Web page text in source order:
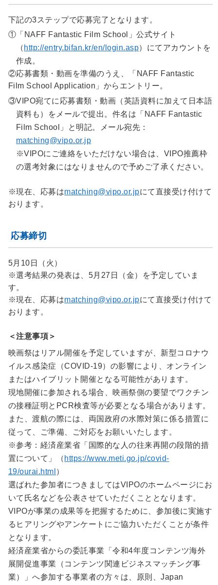
下記の3ステップで応募完了となります。
①「NAFF Fantastic Film School」公式サイト
（ http://entry.bifan.kr/en/login.asp）にてアカウントを
作成。
②応募書類・動画を準備のうえ、「NAFF Fantastic
Film School Application」からエントリー。
③VIPO宛てに応募書類・動画（英語資料に加えて日本語
資料も）をメールで提出。件名は「NAFF Fantastic
Film School」と明記。メール宛先：
matching@vipo.or.jp
※VIPOにご連絡をいただけない場合は、VIPO推薦枠
の選考対象にはなりませんので予めご了承ください。
※現在、応募はmatching@vipo.or.jpにて直接受け付けて
おります。
応募締切
5月10日（火）
※選考結果の発表は、5月27日（金）を予定していま
す。
※現在、応募はmatching@vipo.or.jpにて直接受け付けて
おります。
＜注意事項＞
映画祭はリアル開催を予定していますが、新型コロナウ
イルス感染症（COVID-19）の影響により、オンライン
またはハイブリット開催となる可能性があります。
現地開催に参加される場合、映画祭側の要望でワクチン
の接種証明とPCR検査等が必要となる場合があります。
また、渡航の際には、両国政府の水際対策に係る措置に
従って、ご準備、ご対応をお願いいたします。
※参考：経済産業省「国際的な人の往来再開の段階的措
置について」（ https://www.meti.go.jp/covid-
19/ourai.html ）
選ばれた参加者につきましてはVIPOのホームページにお
いて氏名などを公表させていただくこととなります。
VIPOが事業の成果等を把握するために、参加後に実施す
るヒアリングやアンケートにご協力いただくことが条件
となります。
経済産業省からの委託事業「令和4年度コンテンツ海外
展開促進事業（コンテンツ関連ビジネスマッチング事
業）」へ参加する事業者の方々は、原則、Japan